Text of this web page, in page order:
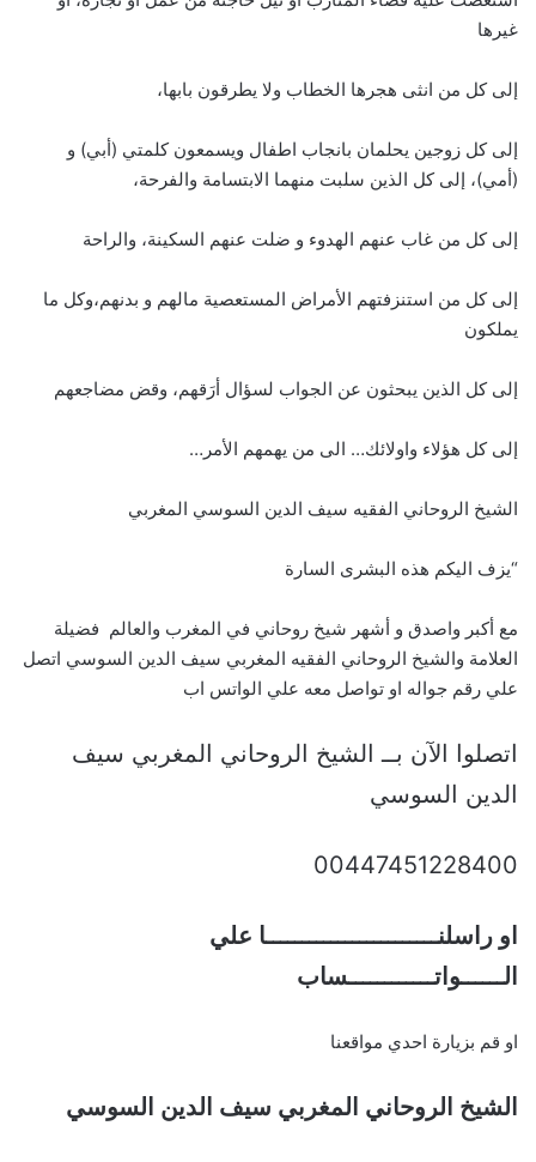
غيرها
إلى كل من انثى هجرها الخطاب ولا يطرقون بابها،
إلى كل زوجين يحلمان بانجاب اطفال ويسمعون كلمتي (أبي) و
(أمي)، إلى كل الذين سلبت منهما الابتسامة والفرحة،
إلى كل من غاب عنهم الهدوء و ضلت عنهم السكينة، والراحة
إلى كل من استنزفتهم الأمراض المستعصية مالهم و بدنهم،وكل ما
يملكون
إلى كل الذين يبحثون عن الجواب لسؤال أرَقهم، وقض مضاجعهم
إلى كل هؤلاء واولائك… الى من يهمهم الأمر…
الشيخ الروحاني الفقيه سيف الدين السوسي المغربي
“يزف اليكم هذه البشرى السارة
مع أكبر واصدق و أشهر شيخ روحاني في المغرب والعالم فضيلة
العلامة والشيخ الروحاني الفقيه المغربي سيف الدين السوسي اتصل
علي رقم جواله او تواصل معه علي الواتس اب
اتصلوا الآن بــ الشيخ الروحاني المغربي سيف
الدين السوسي
00447451228400
او راسلنــــــــــــــــــــــــا علي
الــــــواتــــــــــــساب
او قم بزيارة احدي مواقعنا
الشيخ الروحاني المغربي سيف الدين السوسي